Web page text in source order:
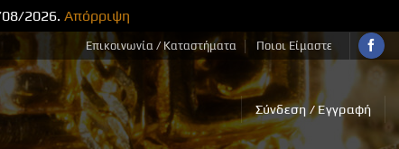
08/2026.Απόρριψη
Επικοινωνία / Καταστήματα Ποιοι Είμαστε
Σύνδεση / Εγγραφή